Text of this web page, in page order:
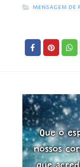
MENSAGEM DE